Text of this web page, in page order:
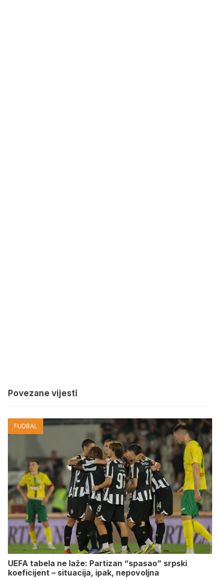
Povezane vijesti
FUDBAL
UEFA tabela ne laže: Partizan “spasao” srpski
koeficijent – situacija, ipak, nepovoljna